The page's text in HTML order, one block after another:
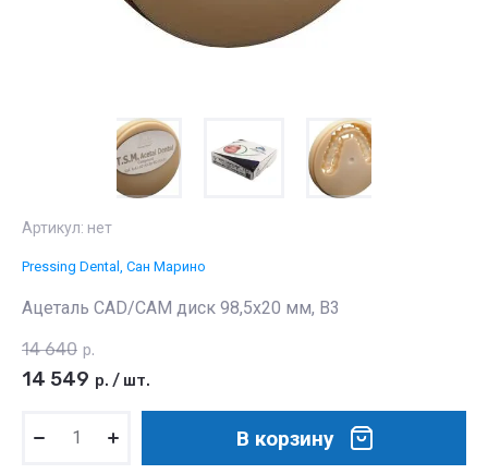
Артикул: нет
Pressing Dental, Сан Марино
Ацеталь CAD/CAM диск 98,5x20 мм, B3
14 640 р.
14 549 р. / шт.
В корзину